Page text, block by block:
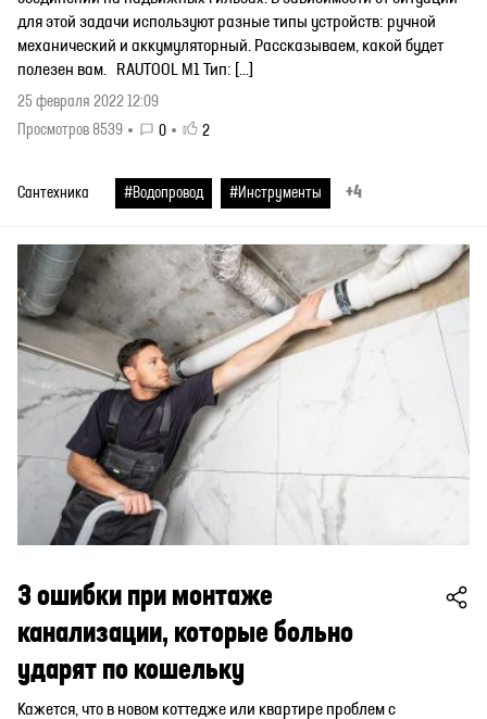
для этой задачи используют разные типы устройств: ручной
механический и аккумуляторный. Рассказываем, какой будет
полезен вам. RAUTOOL M1 Тип: […]
25 февраля 2022 12:09
Просмотров 8539
0 2
Сантехника #Водопровод #Инструменты +4
3 ошибки при монтаже
канализации, которые больно
ударят по кошельку
Кажется, что в новом коттедже или квартире проблем с